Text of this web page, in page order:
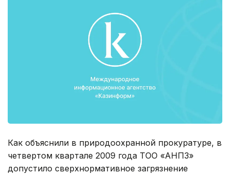
Как объяснили в природоохранной прокуратуре, в
четвертом квартале 2009 года ТОО «АНПЗ»
допустило сверхнормативное загрязнение